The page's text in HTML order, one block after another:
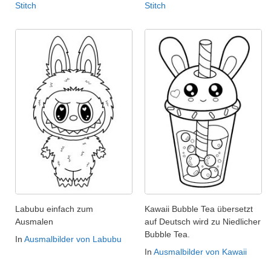
Stitch
Stitch
Labubu einfach zum
Ausmalen
In Ausmalbilder von Labubu
Kawaii Bubble Tea übersetzt
auf Deutsch wird zu Niedlicher
Bubble Tea.
In Ausmalbilder von Kawaii